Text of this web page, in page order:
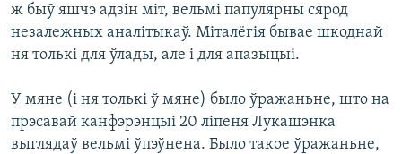
ж быў яшчэ адзін міт, вельмі папулярны сярод
незалежных аналітыкаў. Міталёгія бывае шкоднай
ня толькі для ўлады, але і для апазыцыі.
У мяне (і ня толькі ў мяне) было ўражаньне, што на
прэсавай канфэрэнцыі 20 ліпеня Лукашэнка
выглядаў вельмі ўпэўнена. Было такое ўражаньне,